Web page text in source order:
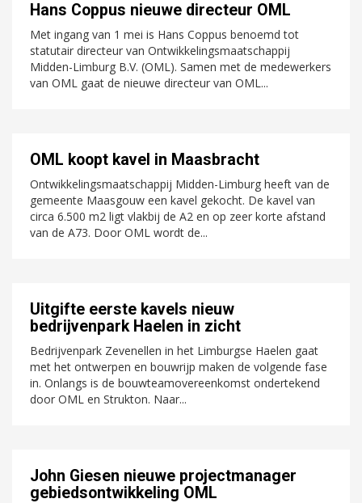
Hans Coppus nieuwe directeur OML
Met ingang van 1 mei is Hans Coppus benoemd tot
statutair directeur van Ontwikkelingsmaatschappij
Midden-Limburg B.V. (OML). Samen met de medewerkers
van OML gaat de nieuwe directeur van OML...
OML koopt kavel in Maasbracht
Ontwikkelingsmaatschappij Midden-Limburg heeft van de
gemeente Maasgouw een kavel gekocht. De kavel van
circa 6.500 m2 ligt vlakbij de A2 en op zeer korte afstand
van de A73. Door OML wordt de...
Uitgifte eerste kavels nieuw
bedrijvenpark Haelen in zicht
Bedrijvenpark Zevenellen in het Limburgse Haelen gaat
met het ontwerpen en bouwrijp maken de volgende fase
in. Onlangs is de bouwteamovereenkomst ondertekend
door OML en Strukton. Naar...
John Giesen nieuwe projectmanager
gebiedsontwikkeling OML